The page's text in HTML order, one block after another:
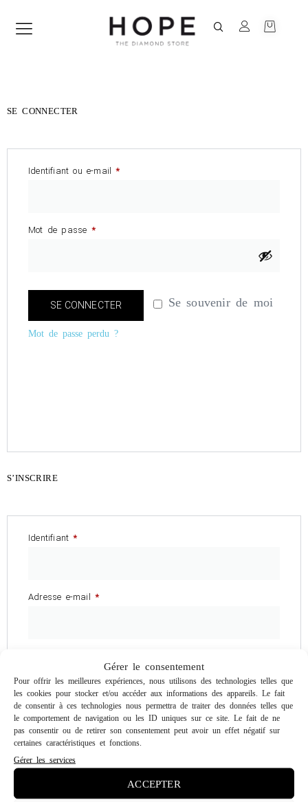
Gérer le consentement
Pour offrir les meilleures expériences, nous utilisons des technologies telles que
les cookies pour stocker et/ou accéder aux informations des appareils. Le fait
de consentir à ces technologies nous permettra de traiter des données telles que
le comportement de navigation ou les ID uniques sur ce site. Le fait de ne
pas consentir ou de retirer son consentement peut avoir un effet négatif sur
certaines caractéristiques et fonctions.
Gérer les services
ACCEPTER
SE CONNECTER
Identifiant ou e-mail*
Mot de passe *
Se souvenir de moi
SE CONNECTER
Mot de passe perdu ?
S’INSCRIRE
Identifiant*
Adresse e-mail *
Vos données personnelles seront utilisées pour vous accompagner
au cours de votre visite du site web, gérer l’accès à votre compte,
et pour d’autres raisons décrites dans notre
confidentialité